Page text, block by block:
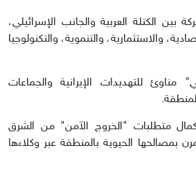
بين الكتلة العربية والجانب الإسرائيلي،
والاستثمارية، والتنموية، والتكنولوجيا
للتهديدات الإيرانية والجماعات
متطلبات "الخروج الآمن" من الشرق
بمصالحها الحيوية بالمنطقة عبر وكلاءها